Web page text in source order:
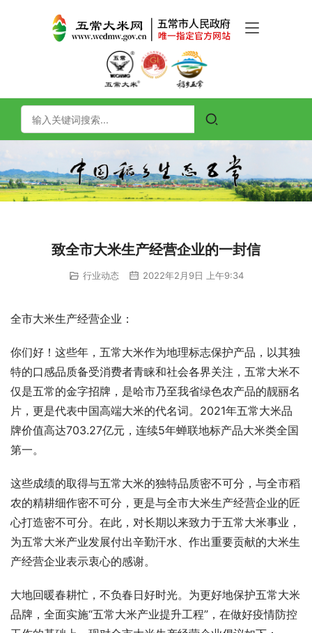
致全市大米生产经营企业的一封信
行业动态 2022年2月9日 上午9:34
全市大米生产经营企业：
你们好！这些年，五常大米作为地理标志保护产品，以其独
特的口感品质备受消费者青睐和社会各界关注，五常大米不
仅是五常的金字招牌，是哈市乃至我省绿色农产品的靓丽名
片，更是代表中国高端大米的代名词。2021年五常大米品
牌价值高达703.27亿元，连续5年蝉联地标产品大米类全国
第一。
这些成绩的取得与五常大米的独特品质密不可分，与全市稻
农的精耕细作密不可分，更是与全市大米生产经营企业的匠
心打造密不可分。在此，对长期以来致力于五常大米事业，
为五常大米产业发展付出辛勤汗水、作出重要贡献的大米生
产经营企业表示衷心的感谢。
大地回暖春耕忙，不负春日好时光。为更好地保护五常大米
品牌，全面实施“五常大米产业提升工程”，在做好疫情防控